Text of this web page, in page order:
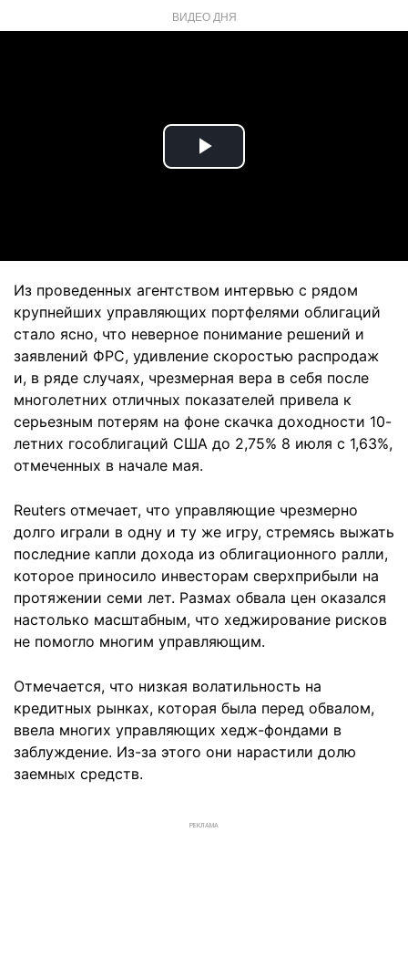
ВИДЕО ДНЯ
Play
Из проведенных агентством интервью с рядом
крупнейших управляющих портфелями облигаций
стало ясно, что неверное понимание решений и
заявлений ФРС, удивление скоростью распродаж
и, в ряде случаях, чрезмерная вера в себя после
многолетних отличных показателей привела к
серьезным потерям на фоне скачка доходности 10-
летних гособлигаций США до 2,75% 8 июля с 1,63%,
отмеченных в начале мая.
Reuters отмечает, что управляющие чрезмерно
долго играли в одну и ту же игру, стремясь выжать
последние капли дохода из облигационного ралли,
которое приносило инвесторам сверхприбыли на
протяжении семи лет. Размах обвала цен оказался
настолько масштабным, что хеджирование рисков
не помогло многим управляющим.
Отмечается, что низкая волатильность на
кредитных рынках, которая была перед обвалом,
ввела многих управляющих хедж-фондами в
заблуждение. Из-за этого они нарастили долю
заемных средств.
РЕКЛАМА